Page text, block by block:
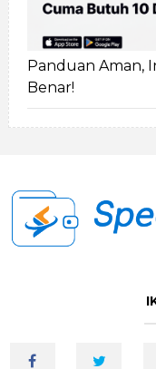
Panduan Aman,
Benar!